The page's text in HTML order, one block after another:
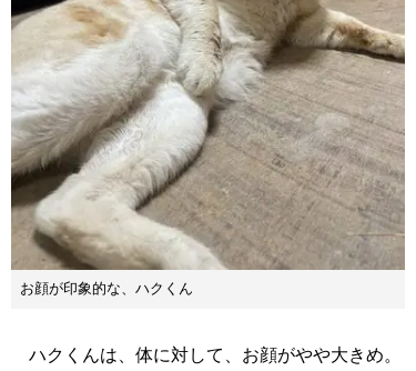
お顔が印象的な、ハクくん
ハクくんは、体に対して、お顔がやや大きめ。